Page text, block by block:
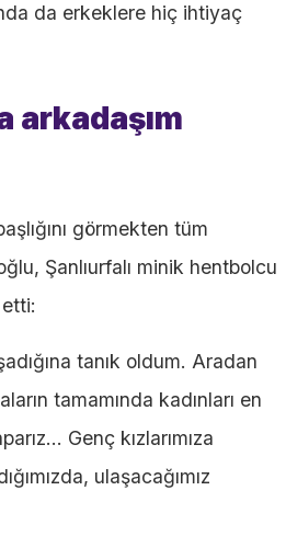
da erkeklere hiç ihtiyaç
arkadaşım
görmekten tüm
Şanlıurfalı minik hentbolcu
tanık oldum. Aradan
tamamında kadınları en
Genç kızlarımıza
ulaşacağımız